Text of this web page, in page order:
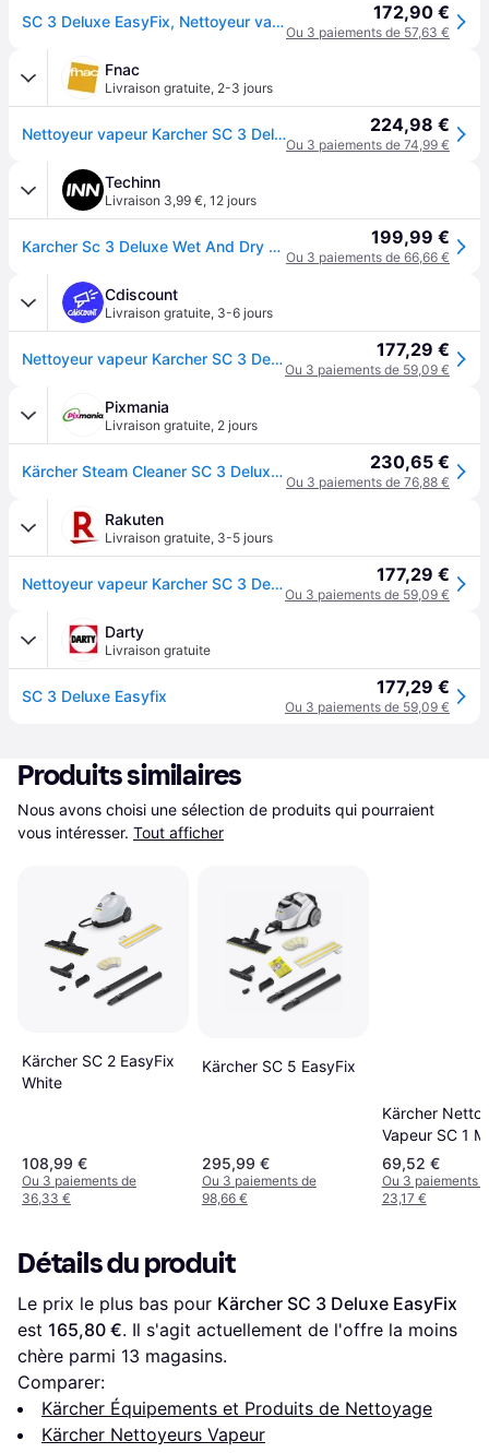
SC 3 Deluxe EasyFix, Nettoyeur vapeur 172,90 €
Ou 3 paiements de 57,63 €
Fnac
Livraison gratuite, 2-3 jours
Nettoyeur vapeur Karcher SC 3 Deluxe Easyfix 1900 W Blanc 224,98 €
Ou 3 paiements de 74,99 €
Techinn
Livraison 3,99 €, 12 jours
Karcher Sc 3 Deluxe Wet And Dry Vacum Cleaner Argenté One Size / EU Plug 220V 199,99 €
Ou 3 paiements de 66,66 €
Cdiscount
Livraison gratuite, 3-6 jours
Nettoyeur vapeur Karcher SC 3 Deluxe Easyfix - Pression 3.5 bar- Débit vapeur 40 g/min- Temps de chauffe rapide- Kit sols Easyfix - Blanc 177,29 €
Ou 3 paiements de 59,09 €
Pixmania
Livraison gratuite, 2 jours
Kärcher Steam Cleaner SC 3 Deluxe 1 513-430 0 1 513430 0 Kärcher513-430 Kärcher 513-430 (1.513-430.0) - Neuf - Blanc 230,65 €
Ou 3 paiements de 76,88 €
Rakuten
Livraison gratuite, 3-5 jours
Nettoyeur vapeur Karcher SC 3 Deluxe Easyfix - Pression 3.5 bar- Débit vapeur 40 g/min- Temps de chauffe rapide- Kit sols Easyfix 177,29 €
Ou 3 paiements de 59,09 €
Darty
Livraison gratuite
SC 3 Deluxe Easyfix 177,29 €
Ou 3 paiements de 59,09 €
Produits similaires
Nous avons choisi une sélection de produits qui pourraient
vous intéresser. Tout afficher
Kärcher SC 2 EasyFix
White
108,99 €
Ou 3 paiements de
36,33 €
Kärcher SC 5 EasyFix
295,99 €
Ou 3 paiements de
98,66 €
Kärcher
Vapeur SC 1
1300 W
69,52 €
Ou 3 paiements
23,17 €
Détails du produit
Le prix le plus bas pour Kärcher SC 3 Deluxe EasyFix
est 165,80 €. Il s'agit actuellement de l'offre la moins
chère parmi 13 magasins.
Comparer:
Kärcher Équipements et Produits de Nettoyage
Kärcher Nettoyeurs Vapeur